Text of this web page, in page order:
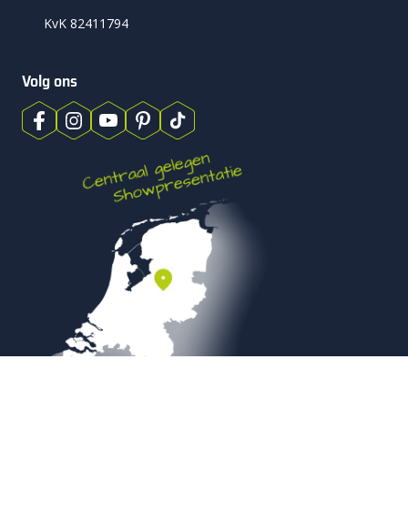
KvK 82411794
Volg ons